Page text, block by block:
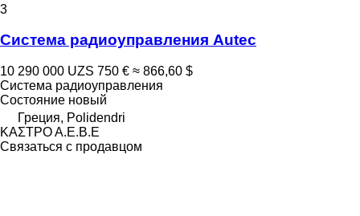
3
Система радиоуправления Autec
10 290 000 UZS 750 € ≈ 866,60 $
Система радиоуправления
Состояние новый
Греция, Polidendri
ΚΑΣΤΡΟ Α.Ε.Β.Ε
Связаться с продавцом